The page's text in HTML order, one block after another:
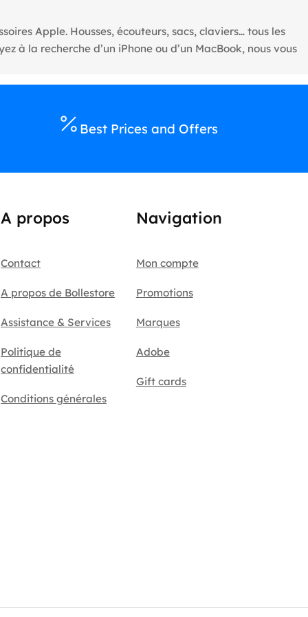
Apple. Housses, écouteurs, sacs, claviers… tous les
à la recherche d’un iPhone ou d’un MacBook, nous vous
Best Prices and Offers
A propos
Contact
A propos de Bollestore
Assistance & Services
Politique de
confidentialité
Conditions générales
Navigation
Mon compte
Promotions
Marques
Adobe
Gift cards